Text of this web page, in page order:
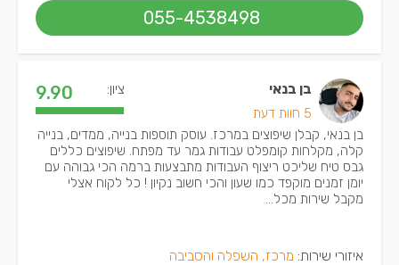
055-4538498
בן בנאי
5 חוות דעת
ציון: 9.90
בן בנאי, קבלן שיפוצים במרכז. עוסק תוספות בנייה, ממדים, בנייה
קלה, מקלחות קומפלט עבודות גמר עד מפתח. שיפוצים כללים
גבס טיח שליכט ריצוף העבודות מתבצעות ברמה הכי גבוהה עם
יומן זמנים מוקפד כמו שעון והכי חשוב נקיון ! כל לקוח אצלי
מקבל שירות מכל...
איזורי שירות: מרכז, השפלה והסביבה